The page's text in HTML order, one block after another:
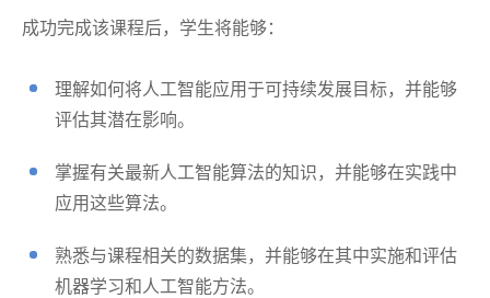
成功完成该课程后，学生将能够：
理解如何将人工智能应用于可持续发展目标，并能够
评估其潜在影响。
掌握有关最新人工智能算法的知识，并能够在实践中
应用这些算法。
熟悉与课程相关的数据集，并能够在其中实施和评估
机器学习和人工智能方法。